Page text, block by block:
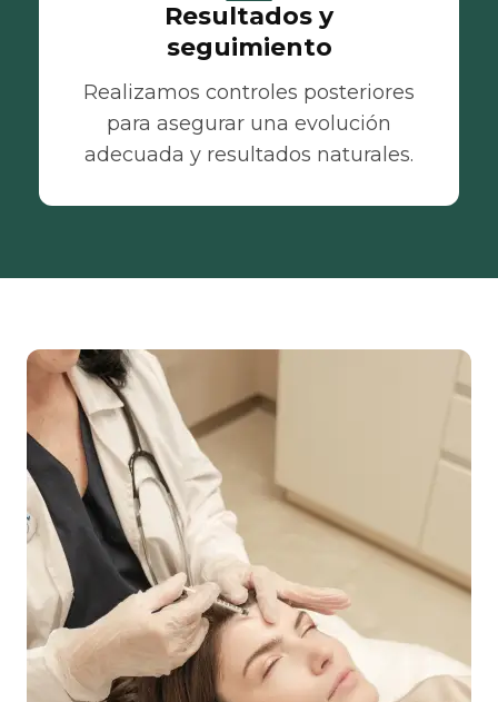
Resultados y
seguimiento
Realizamos controles posteriores
para asegurar una evolución
adecuada y resultados naturales.